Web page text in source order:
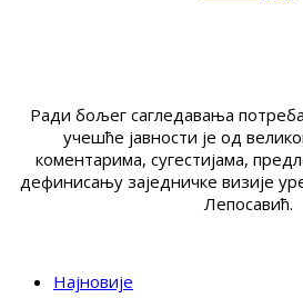
Ради бољег сагледавања
учешће јавности је од
коментарима, сугестијама,
дефинисању заједничке визије
Лепосавић.
Најновије